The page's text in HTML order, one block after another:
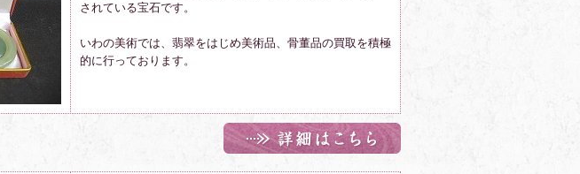
されている宝石です。
いわの美術では、翡翠をはじめ美術品、骨董品の買取を積極
的に行っております。